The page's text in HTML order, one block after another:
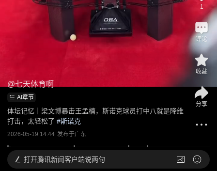
@七天体育啊
AI章节
体坛记忆｜梁文博暴击王孟楠，斯诺克球员打中八就是降维
打击，太轻松了 #斯诺克
2026-05-19 14:44 发布于广东
1
评论
收藏
分享
打开腾讯新闻客户端说两句